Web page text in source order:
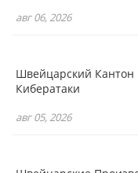
авг 06, 2026
Швейцарский Кантон
Кибератаки
авг 05, 2026